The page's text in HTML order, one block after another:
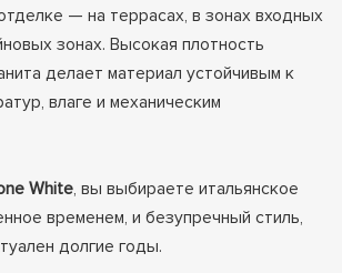
— на террасах, в зонах входных
зонах. Высокая плотность
делает материал устойчивым к
влаге и механическим
White, вы выбираете итальянское
временем, и безупречный стиль,
долгие годы.